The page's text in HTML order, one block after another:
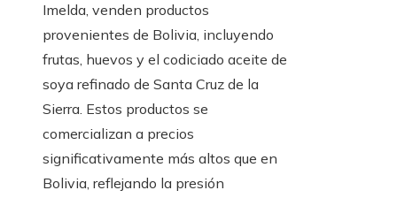
Imelda, venden productos
provenientes de Bolivia, incluyendo
frutas, huevos y el codiciado aceite de
soya refinado de Santa Cruz de la
Sierra. Estos productos se
comercializan a precios
significativamente más altos que en
Bolivia, reflejando la presión